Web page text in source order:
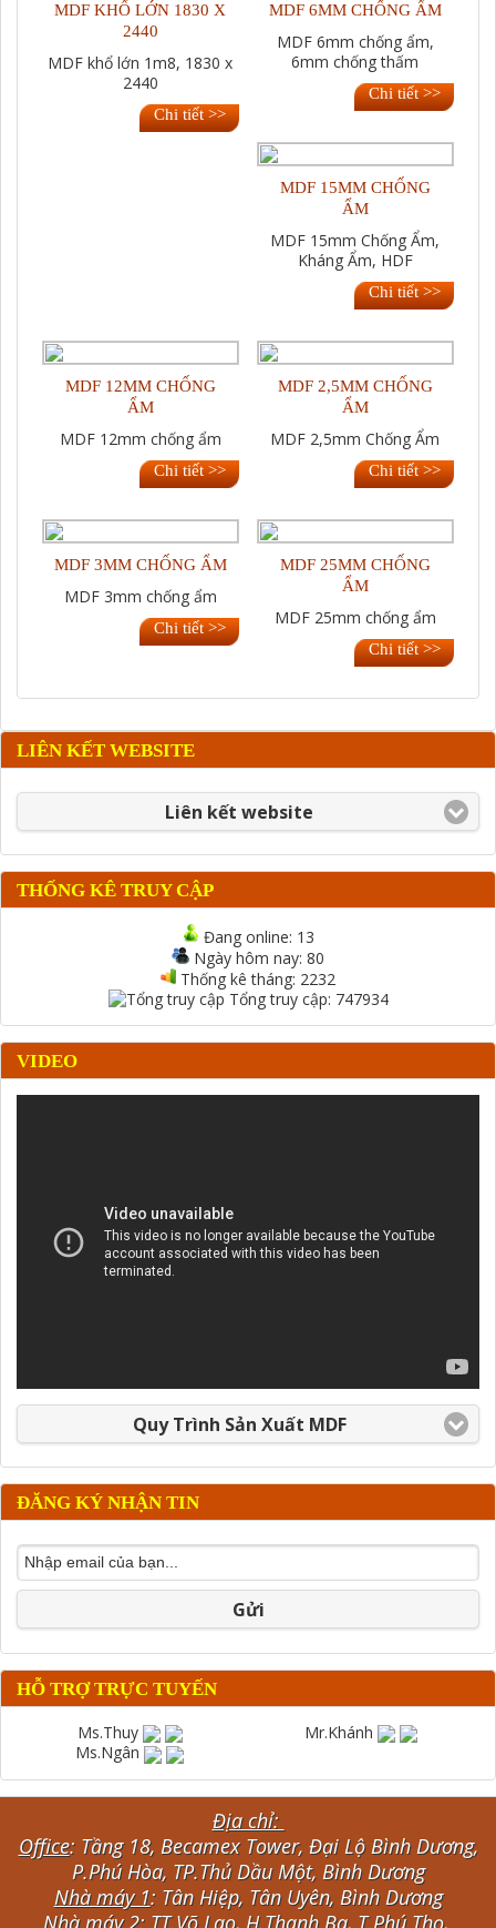
MDF KHỔ LỚN 1830 X
2440
MDF khổ lớn 1m8, 1830 x
2440
Chi tiết >>
MDF 6MM CHỐNG ẨM
MDF 6mm chống ẩm,
6mm chống thấm
Chi tiết >>
MDF 15MM CHỐNG
ẨM
MDF 15mm Chống Ẩm,
Kháng Ẩm, HDF
Chi tiết >>
MDF 12MM CHỐNG
ẨM
MDF 12mm chống ẩm
Chi tiết >>
MDF 2,5MM CHỐNG
ẨM
MDF 2,5mm Chống Ẩm
Chi tiết >>
MDF 3MM CHỐNG ẨM
MDF 3mm chống ẩm
Chi tiết >>
MDF 25MM CHỐNG
ẨM
MDF 25mm chống ẩm
Chi tiết >>
LIÊN KẾT WEBSITE
Liên kết website
THỐNG KÊ TRUY CẬP
Đang online: 13
Ngày hôm nay: 80
Thống kê tháng: 2232
Tổng truy cập: 747934
VIDEO
Quy Trình Sản Xuất MDF
ĐĂNG KÝ NHẬN TIN
Gửi
HỖ TRỢ TRỰC TUYẾN
Ms.Thuy
Mr.Khánh
Ms.Ngân
Địa chỉ:
Office: Tầng 18, Becamex Tower, Đại Lộ Bình Dương,
P.Phú Hòa, TP.Thủ Dầu Một, Bình Dương
Nhà máy 1: Tân Hiệp, Tân Uyên, Bình Dương
Nhà máy 2:TT.Võ Lao, H.Thanh Ba, T.Phú Thọ,